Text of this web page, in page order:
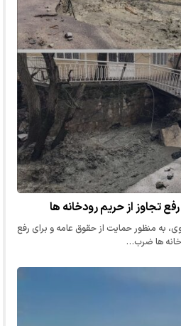
تجاوز از حریم رودخانه ها
به منظور حمایت از حقوق عامه و برای رفع
ها ضرب…